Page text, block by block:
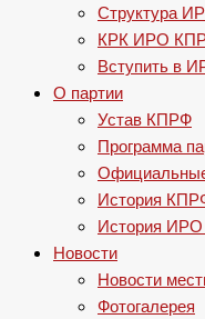
Структура
КРК ИРО
Вступить в
О партии
Устав КПРФ
Программа
История
История
Новости
Новости
Фотогалерея